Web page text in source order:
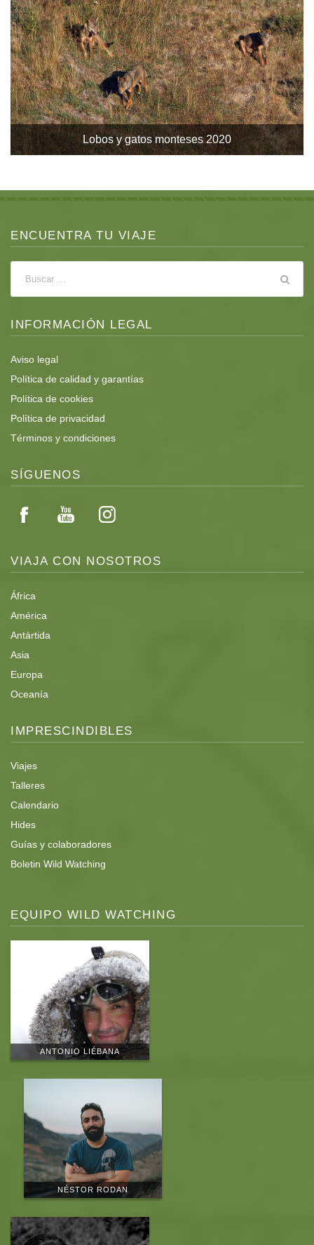
Lobos y gatos monteses 2020
Hokkaido, tranquilidad en estado puro (2020).
Islandia Mágica (2019)
ENCUENTRA TU VIAJE
INFORMACIÓN LEGAL
Aviso legal
Política de calidad y garantías
Política de cookies
Política de privacidad
Términos y condiciones
SÍGUENOS
VIAJA CON NOSOTROS
África
América
Antártida
Asia
Europa
Oceanía
IMPRESCINDIBLES
Viajes
Talleres
Calendario
Hides
Guías y colaboradores
Boletin Wild Watching
EQUIPO WILD WATCHING
ANTONIO LIÉBANA
NÉSTOR RODAN